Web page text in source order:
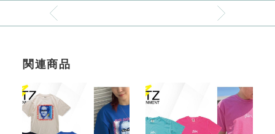
関連商品